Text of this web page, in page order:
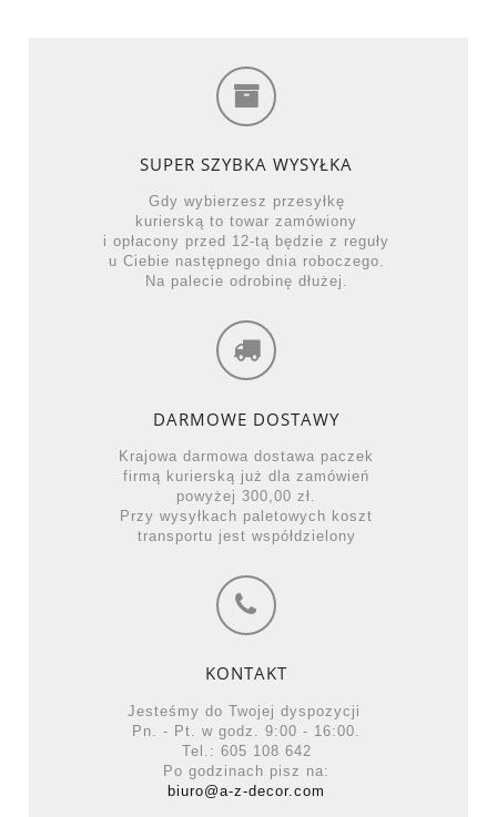
SUPER SZYBKA WYSYŁKA
Gdy wybierzesz przesyłkę
kurierską to towar zamówiony
i opłacony przed 12-tą będzie z reguły
u Ciebie następnego dnia roboczego.
Na palecie odrobinę dłużej.
DARMOWE DOSTAWY
Krajowa darmowa dostawa paczek
firmą kurierską już dla zamówień
powyżej 300,00 zł.
Przy wysyłkach paletowych koszt
transportu jest współdzielony
KONTAKT
Jesteśmy do Twojej dyspozycji
Pn. - Pt. w godz. 9:00 - 16:00.
Tel.: 605 108 642
Po godzinach pisz na:
biuro@a-z-decor.com